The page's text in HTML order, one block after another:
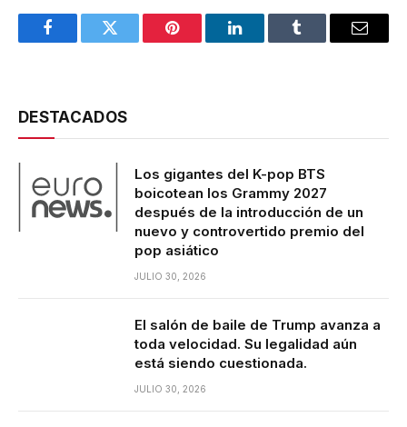
FacebookTwitter Pinterest LinkedInTumblr Email
DESTACADOS
Los gigantes del K-pop BTS
boicotean los Grammy 2027
después de la introducción de un
nuevo y controvertido premio del
pop asiático
JULIO 30, 2026
El salón de baile de Trump avanza a
toda velocidad. Su legalidad aún
está siendo cuestionada.
JULIO 30, 2026